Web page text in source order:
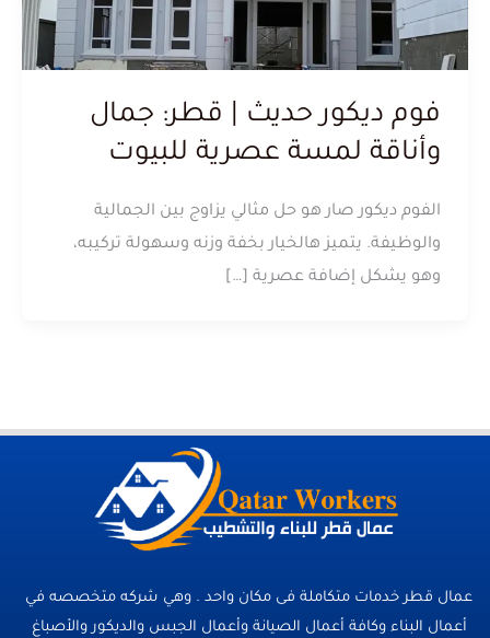
فوم ديكور حديث | قطر: جمال
وأناقة لمسة عصرية للبيوت
الفوم ديكور صار هو حل مثالي يزاوج بين الجمالية
والوظيفة. يتميز هالخيار بخفة وزنه وسهولة تركيبه،
وهو يشكل إضافة عصرية […]
عمال قطر خدمات متكاملة فى مكان واحد . وهي شركه متخصصه في
أعمال البناء وكافة أعمال الصيانة وأعمال الجبس والديكور والأصباغ